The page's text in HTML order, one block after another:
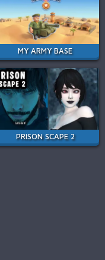
MY ARMY BASE
PRISON SCAPE 2